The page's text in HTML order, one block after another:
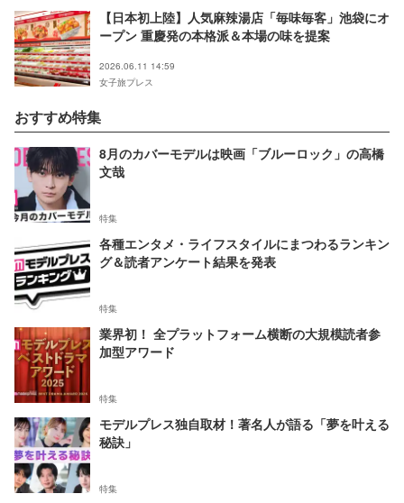
【日本初上陸】人気麻辣湯店「毎味毎客」池袋にオ
ープン 重慶発の本格派＆本場の味を提案
2026.06.11 14:59
女子旅プレス
おすすめ特集
8月のカバーモデルは映画「ブルーロック」の高橋
文哉
特集
各種エンタメ・ライフスタイルにまつわるランキン
グ＆読者アンケート結果を発表
特集
業界初！ 全プラットフォーム横断の大規模読者参
加型アワード
特集
モデルプレス独自取材！著名人が語る「夢を叶える
秘訣」
特集